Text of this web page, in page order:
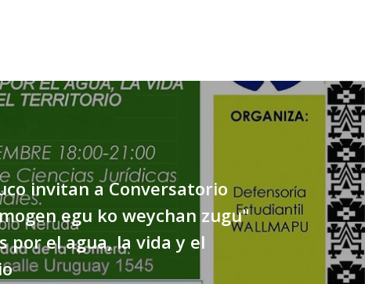
invitan a Conversatorio
egu ko weychan zugu"
por el agua, la vida y el